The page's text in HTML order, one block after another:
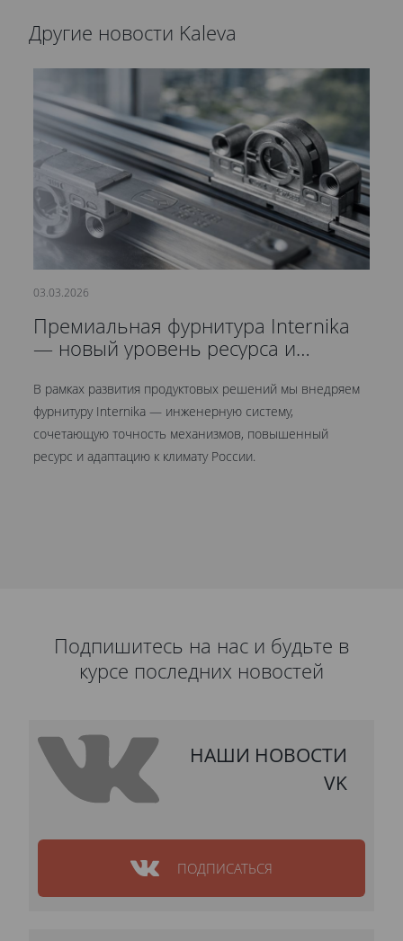
Другие новости Kaleva
03.03.2026
Премиальная фурнитура Internika
— новый уровень ресурса и
В рамках развития продуктовых решений мы внедряем
фурнитуру Internika — инженерную систему,
сочетающую точность механизмов, повышенный
ресурс и адаптацию к климату России.
Подпишитесь на нас и будьте в
курсе последних новостей
НАШИ НОВОСТИ
VK
ПОДПИСАТЬСЯ